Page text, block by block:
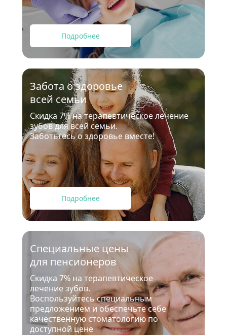
Подробнее
Забота о здоровье
всей семьи
Скидка 7% на терапевтическое лечение
зубов для всей семьи.
Заботьтесь о здоровье вместе!
Подробнее
Специальные цены
для пенсионеров
Скидка 7% на терапевтическое
лечение зубов.
Воспользуйтесь специальным
предложением и обеспечьте себе
качественную стоматологию по
доступной цене